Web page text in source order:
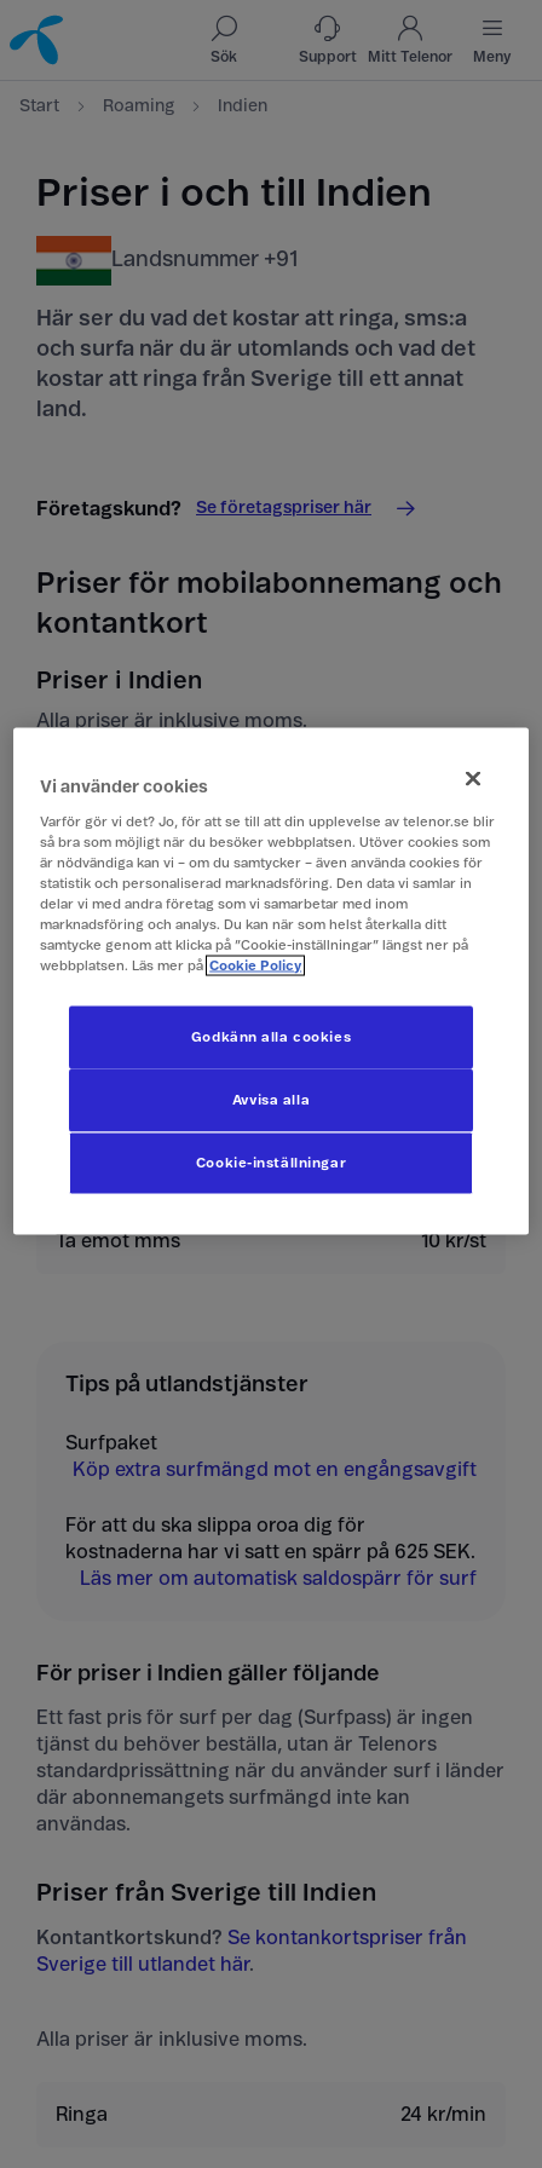
Till innehåll
Till sök
Sök Support Mitt Telenor Meny
Start Roaming Indien
Priser i och till Indien
Landsnummer +91
Här ser du vad det kostar att ringa, sms:a
och surfa när du är utomlands och vad det
kostar att ringa från Sverige till ett annat
land.
Företagskund? Se företagspriser här
Priser för mobilabonnemang och
kontantkort
Priser i Indien
Alla priser är inklusive moms.
Surfa
(Surfpass)
Ringa och ta emot
samtal
19 kr/min
Ringa röstbrevlåda
Ta emot mms 10 kr/st
Tips på utlandstjänster
Surfpaket
Köp extra surfmängd mot en engångsavgift
För att du ska slippa oroa dig för
kostnaderna har vi satt en spärr på 625 SEK.
Läs mer om automatisk saldospärr för surf
För priser i Indien gäller följande
Ett fast pris för surf per dag (Surfpass) är ingen
tjänst du behöver beställa, utan är Telenors
standardprissättning när du använder surf i länder
där abonnemangets surfmängd inte kan
användas.
Priser från Sverige till Indien
Kontantkortskund? Se kontankortspriser från
Sverige till utlandet här.
Alla priser är inklusive moms.
Ringa 24 kr/min
Vi använder cookies
Varför gör vi det? Jo, för att se till att din upplevelse av telenor.se blir
så bra som möjligt när du besöker webbplatsen. Utöver cookies som
är nödvändiga kan vi – om du samtycker – även använda cookies för
statistik och personaliserad marknadsföring. Den data vi samlar in
delar vi med andra företag som vi samarbetar med inom
marknadsföring och analys. Du kan när som helst återkalla ditt
samtycke genom att klicka på ”Cookie-inställningar” längst ner på
webbplatsen. Läs mer på Cookie Policy
Cookie-inställningar
Avvisa alla
Godkänn alla cookies